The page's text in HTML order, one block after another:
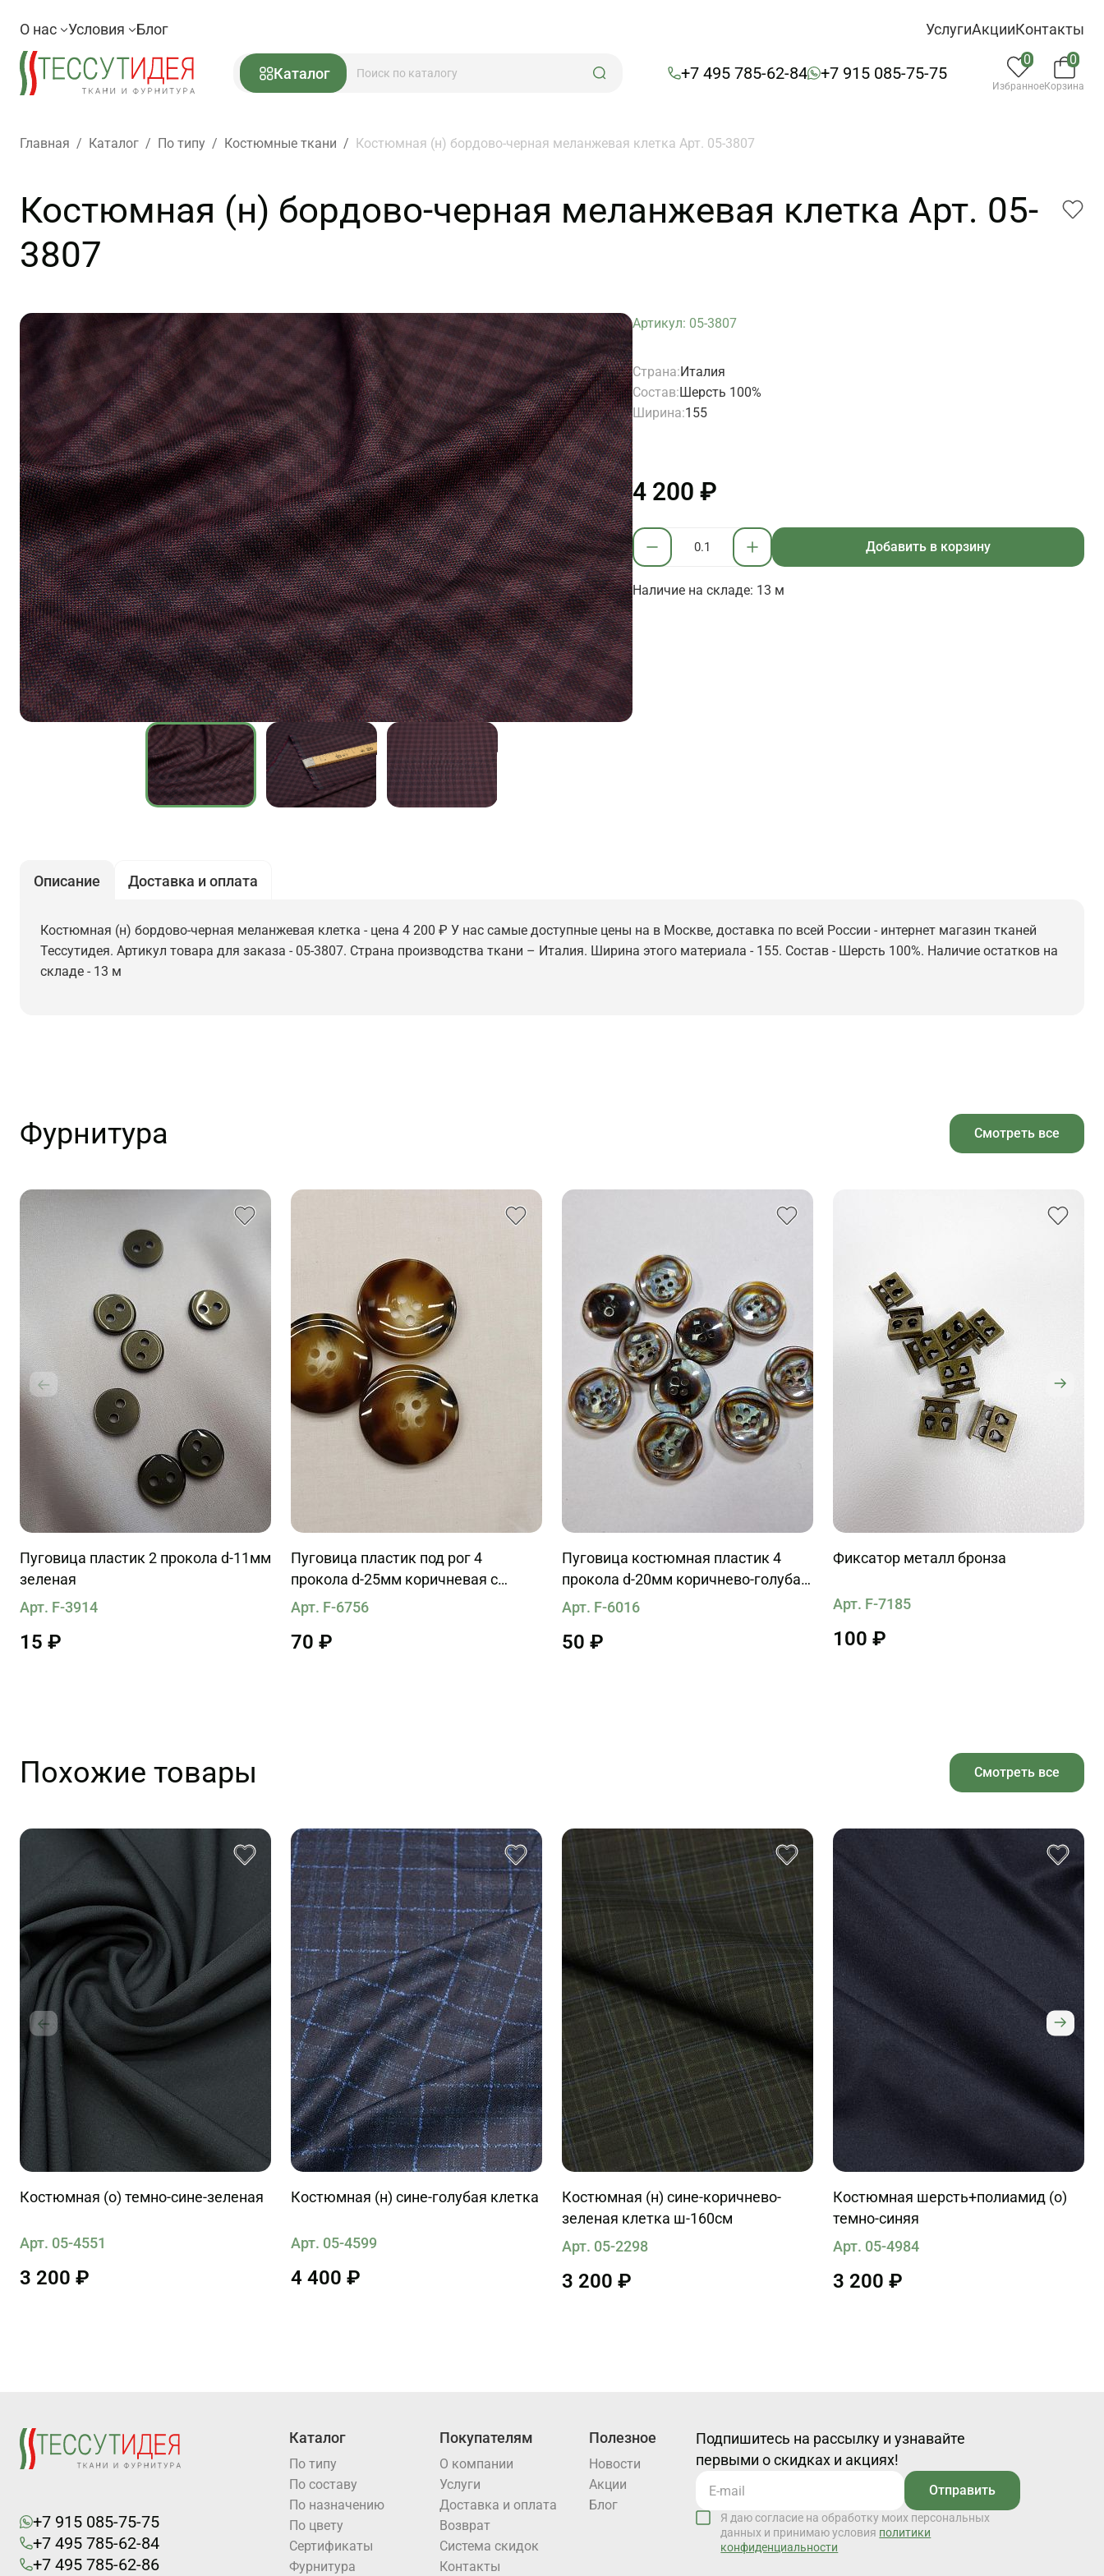
О нас Условия Блог УслугиАкцииКонтакты
Каталог +7 495 785-62-84 +7 915 085-75-75
0
Избранное
0
Корзина
Главная / Каталог / По типу / Костюмные ткани / Костюмная (н) бордово-черная меланжевая клетка Арт. 05-3807
Костюмная (н) бордово-черная меланжевая клетка Арт. 05-
3807
Артикул: 05-3807
Страна:Италия
Состав:Шерсть 100%
Ширина:155
4 200 ₽
Добавить в корзину
Наличие на складе: 13 м
Описание Доставка и оплата
Костюмная (н) бордово-черная меланжевая клетка - цена 4 200 ₽ У нас самые доступные цены на в Москве, доставка по всей России - интернет магазин тканей
Тессутидея. Артикул товара для заказа - 05-3807. Страна производства ткани – Италия. Ширина этого материала - 155. Состав - Шерсть 100%. Наличие остатков на
складе - 13 м
Фурнитура Смотреть все
Пуговица пластик 2 прокола d-11мм
зеленая
Арт. F-3914
15 ₽
Пуговица пластик под рог 4
прокола d-25мм коричневая с
черно-молочными вкраплениями
Арт. F-6756
70 ₽
Пуговица костюмная пластик 4
прокола d-20мм коричнево-голубая
перламутровая
Арт. F-6016
50 ₽
Фиксатор металл бронза
Арт. F-7185
100 ₽
Похожие товары Смотреть все
Костюмная (о) темно-сине-зеленая
Арт. 05-4551
3 200 ₽
Костюмная (н) сине-голубая клетка
Арт. 05-4599
4 400 ₽
Костюмная (н) сине-коричнево-
зеленая клетка ш-160см
Арт. 05-2298
3 200 ₽
Костюмная шерсть+полиамид (о)
темно-синяя
Арт. 05-4984
3 200 ₽
+7 915 085-75-75
+7 495 785-62-84
+7 495 785-62-86
Каталог
По типу
По составу
По назначению
По цвету
Cертификаты
Фурнитура
Покупателям
О компании
Услуги
Доставка и оплата
Возврат
Система скидок
Контакты
Полезное
Новости
Акции
Блог
Подпишитесь на рассылку и узнавайте
первыми о скидках и акциях!
Отправить
Я даю согласие на обработку моих персональных
данных и принимаю условия политики
конфиденциальности